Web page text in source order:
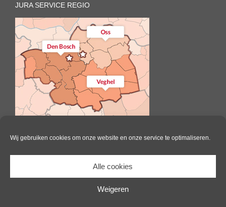
Wij gebruiken cookies om onze website en onze service te optimaliseren.
Alle cookies
Weigeren
JURA SERVICE REGIO
Il Caffè | All Rights Reserved |Website door Pink Raven|Algemene
voorwaarden|